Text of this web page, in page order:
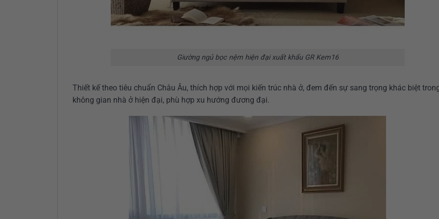
Giường ngủ bọc nệm hiện đại xuất khẩu GR Kem16
Thiết kế theo tiêu chuẩn Châu Âu, thích hợp với mọi kiến trúc nhà ở, đem đến sự sang trọng khác biệt
không gian nhà ở hiện đại, phù hợp xu hướng đương đại.